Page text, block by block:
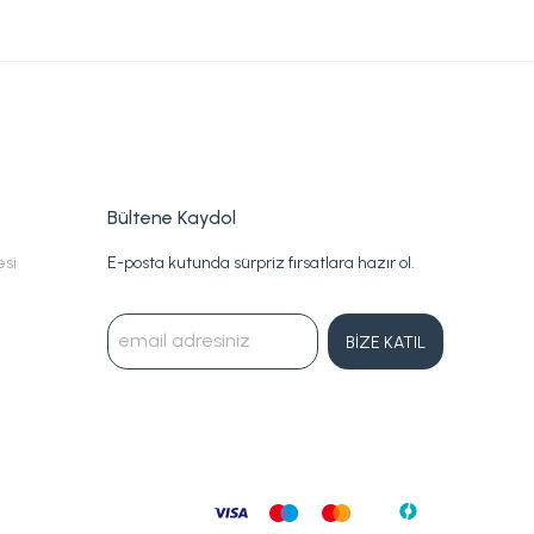
Bültene Kaydol
E-posta kutunda sürpriz fırsatlara hazır ol.
BİZE KATIL